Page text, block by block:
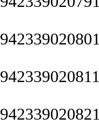
942339020801
942339020811
942339020821